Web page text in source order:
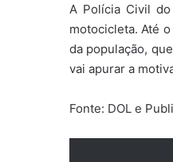
A Polícia Civil
motocicleta. Até
da população,
vai apurar a
Fonte: DOL e